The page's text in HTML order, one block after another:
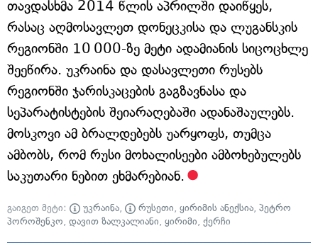
თავდასხმა 2014 წლის აპრილში დაიწყეს,
რასაც აღმოსავლეთ დონეცკისა და ლუგანსკის
რეგიონში 10 000-ზე მეტი ადამიანის სიცოცხლე
შეეწირა. უკრაინა და დასავლეთი რუსებს
რეგიონში ჯარისკაცების გაგზავნასა და
სეპარატისტების შეიარაღებაში ადანაშაულებს.
მოსკოვი ამ ბრალდებებს უარყოფს, თუმცა
ამბობს, რომ რუსი მოხალისეები ამბოხებულებს
საკუთარი ნებით ეხმარებიან.
გაიგეთ მეტი: უკრაინა, რუსეთი, ყირიმის ანექსია, პეტრო
პოროშენკო, დავით ზალკალიანი, ყირიმი, ქერჩი